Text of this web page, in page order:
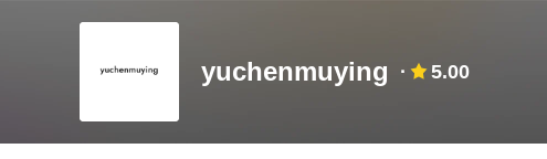
yuchenmuying 5.00